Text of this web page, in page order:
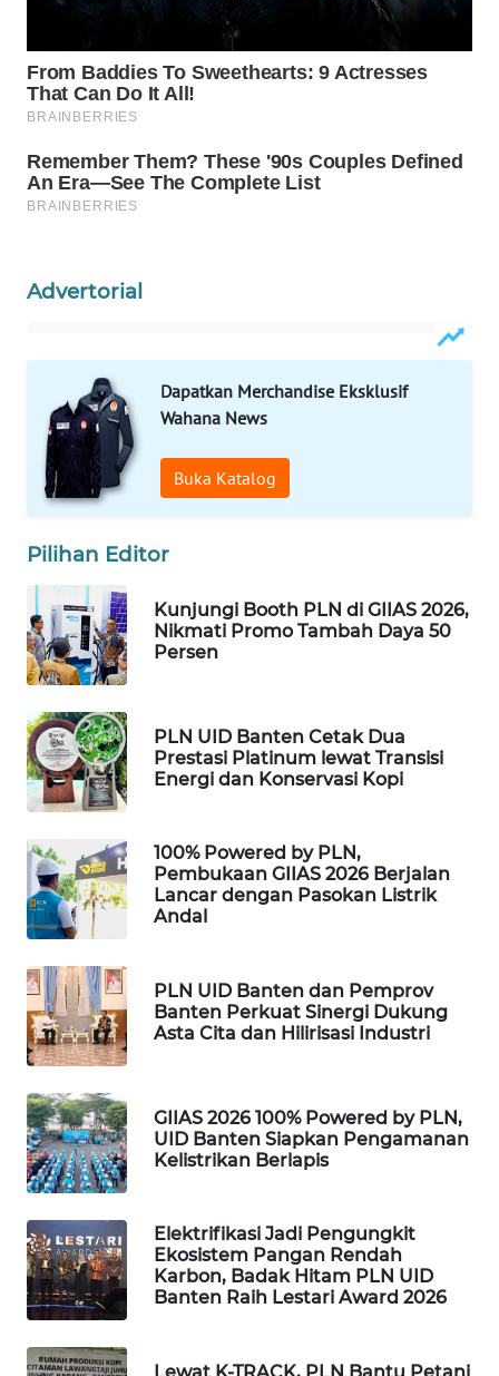
Advertorial
Dapatkan Merchandise Eksklusif
Wahana News
Buka Katalog
Pilihan Editor
Kunjungi Booth PLN di GIIAS 2026,
Nikmati Promo Tambah Daya 50
Persen
PLN UID Banten Cetak Dua
Prestasi Platinum lewat Transisi
Energi dan Konservasi Kopi
100% Powered by PLN,
Pembukaan GIIAS 2026 Berjalan
Lancar dengan Pasokan Listrik
Andal
PLN UID Banten dan Pemprov
Banten Perkuat Sinergi Dukung
Asta Cita dan Hilirisasi Industri
GIIAS 2026 100% Powered by PLN,
UID Banten Siapkan Pengamanan
Kelistrikan Berlapis
Elektrifikasi Jadi Pengungkit
Ekosistem Pangan Rendah
Karbon, Badak Hitam PLN UID
Banten Raih Lestari Award 2026
WAHANA
WAHANA
TANI
WAHANA
ADVOKAT
INFRASTRUKTUR
WAHANA
LISTRIK
WAHANA
WAHANA
TV
WAHANANEWS
WAHANANEWS
CO ID
WAHANANEWS
NET
WAHANA
WAHANA
UMKM
WAHANA
SELEB
WAHANA
PERSONA
WAHANA
OTOMOTIF
HEALTH